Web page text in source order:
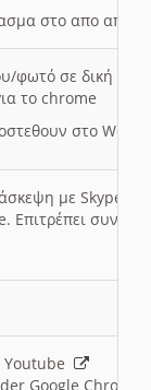
στο απο
φωτό σε δική
το chrome
στο Word
με Skype
Επιτρέπει
Youtube
Google Chrome